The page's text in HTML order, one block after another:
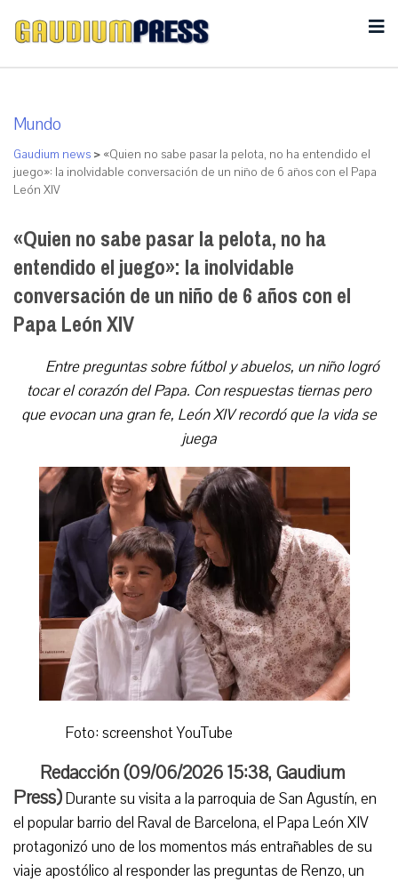
Mundo
Gaudium news > «Quien no sabe pasar la pelota, no ha entendido el
juego»: la inolvidable conversación de un niño de 6 años con el Papa
León XIV
«Quien no sabe pasar la pelota, no ha
entendido el juego»: la inolvidable
conversación de un niño de 6 años con el
Papa León XIV
Entre preguntas sobre fútbol y abuelos, un niño logró
tocar el corazón del Papa. Con respuestas tiernas pero
que evocan una gran fe, León XIV recordó que la vida se
juega
Foto: screenshot YouTube
Redacción (09/06/2026 15:38, Gaudium
Press)Durante su visita a la parroquia de San Agustín, en
el popular barrio del Raval de Barcelona, el Papa León XIV
protagonizó uno de los momentos más entrañables de su
viaje apostólico al responder las preguntas de Renzo, un